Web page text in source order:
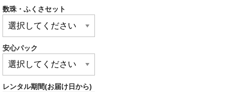
数珠・ふくさセット
安心パック
レンタル期間(お届け日から)